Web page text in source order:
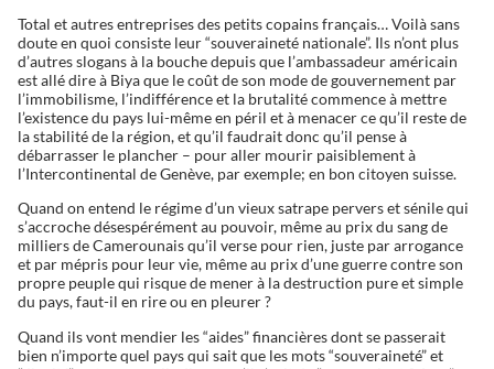
Total et autres entreprises des petits copains français… Voilà sans
doute en quoi consiste leur “souveraineté nationale”. Ils n’ont plus
d’autres slogans à la bouche depuis que l’ambassadeur américain
est allé dire à Biya que le coût de son mode de gouvernement par
l’immobilisme, l’indifférence et la brutalité commence à mettre
l’existence du pays lui-même en péril et à menacer ce qu’il reste de
la stabilité de la région, et qu’il faudrait donc qu’il pense à
débarrasser le plancher – pour aller mourir paisiblement à
l’Intercontinental de Genève, par exemple; en bon citoyen suisse.
Quand on entend le régime d’un vieux satrape pervers et sénile qui
s’accroche désespérément au pouvoir, même au prix du sang de
milliers de Camerounais qu’il verse pour rien, juste par arrogance
et par mépris pour leur vie, même au prix d’une guerre contre son
propre peuple qui risque de mener à la destruction pure et simple
du pays, faut-il en rire ou en pleurer ?
Quand ils vont mendier les “aides” financières dont se passerait
bien n’importe quel pays qui sait que les mots “souveraineté” et